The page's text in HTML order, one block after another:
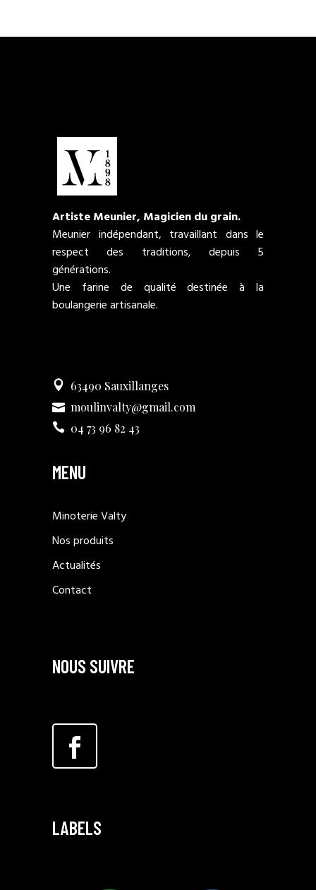
Artiste Meunier, Magicien du grain.
Meunier indépendant, travaillant dans le
respect des traditions, depuis 5
générations.
Une farine de qualité destinée à la
boulangerie artisanale.
63490 Sauxillanges
moulinvalty@gmail.com
04 73 96 82 43
MENU
Minoterie Valty
Nos produits
Actualités
Contact
NOUS SUIVRE
LABELS